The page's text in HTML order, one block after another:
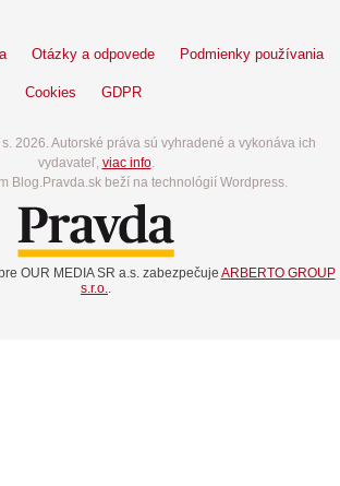
Otázky a odpovede Podmienky používania
Cookies GDPR
2026. Autorské práva sú vyhradené a vykonáva ich
vydavateľ, viac info.
Blog.Pravda.sk beží na technológií Wordpress.
OUR MEDIA SR a.s. zabezpečuje ARBERTO GROUP
s.r.o..